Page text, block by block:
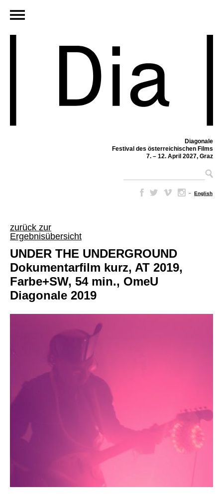
Diagonale
Festival des österreichischen Films
7. – 12. April 2027, Graz
– English
zurück zur
Ergebnisübersicht
UNDER THE UNDERGROUND
Dokumentarfilm kurz, AT 2019,
Farbe+SW, 54 min., OmeU
Diagonale 2019